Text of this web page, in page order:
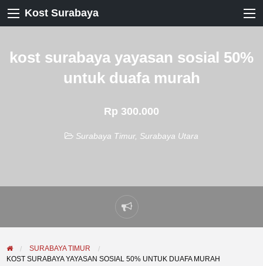
Kost Surabaya
kost surabaya yayasan sosial 50%
untuk duafa murah
Rp 300.000
Surabaya Timur, Surabaya Utara
Laporkan
masalah
SURABAYA TIMUR
KOST SURABAYA YAYASAN SOSIAL 50% UNTUK DUAFA MURAH